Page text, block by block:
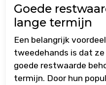
Goede
lange termijn
Een belangrijk
tweedehands is dat
goede restwaarde
termijn. Door hun